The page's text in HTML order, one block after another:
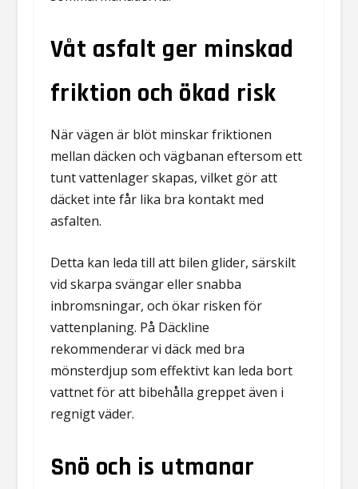
Våt asfalt ger minskad
friktion och ökad risk
När vägen är blöt minskar friktionen
mellan däcken och vägbanan eftersom ett
tunt vattenlager skapas, vilket gör att
däcket inte får lika bra kontakt med
asfalten.
Detta kan leda till att bilen glider, särskilt
vid skarpa svängar eller snabba
inbromsningar, och ökar risken för
vattenplaning. På Däckline
rekommenderar vi däck med bra
mönsterdjup som effektivt kan leda bort
vattnet för att bibehålla greppet även i
regnigt väder.
Snö och is utmanar